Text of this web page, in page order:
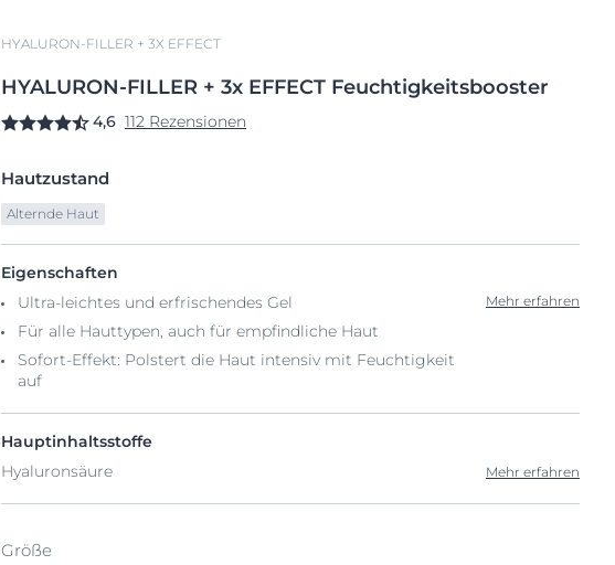
HYALURON-FILLER + 3X EFFECT
HYALURON-FILLER + 3x EFFECT Feuchtigkeitsbooster
4,6 112 Rezensionen
Hautzustand
Alternde Haut
Eigenschaften
Ultra-leichtes und erfrischendes Gel
Für alle Hauttypen, auch für empfindliche Haut
Sofort-Effekt: Polstert die Haut intensiv mit Feuchtigkeit
auf
Mehr erfahren
Hauptinhaltsstoffe
Hyaluronsäure
Mehr erfahren
Größe